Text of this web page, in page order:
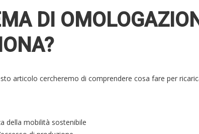
DI
articolo cercheremo di comprendere cosa fare per
della mobilità sostenibile